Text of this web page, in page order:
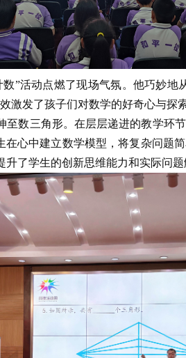
”活动点燃了现场气氛。他巧妙地
激发了孩子们对数学的好奇心与探索
数三角形。在层层递进的教学环
在心中建立数学模型，将复杂问题
了学生的创新思维能力和实际问题